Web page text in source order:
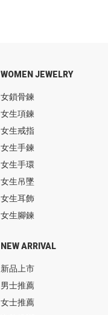
WOMEN JEWELRY
女鎖骨鍊
女生項鍊
女生戒指
女生手鍊
女生手環
女生吊墜
女生耳飾
女生腳鍊
NEW ARRIVAL
新品上市
男士推薦
女士推薦